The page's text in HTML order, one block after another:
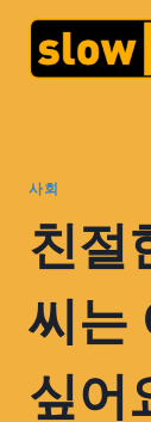
사회
친절
씨는
싶어